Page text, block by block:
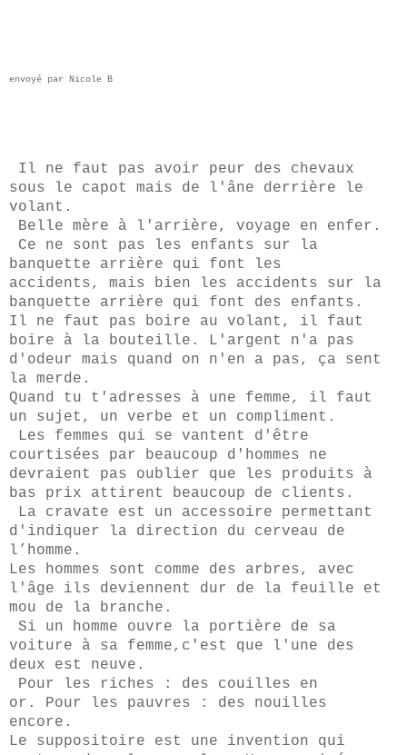
envoyé par Nicole B
Il ne faut pas avoir peur des chevaux
sous le capot mais de l'âne derrière le
volant.
Belle mère à l'arrière, voyage en enfer.
Ce ne sont pas les enfants sur la
banquette arrière qui font les
accidents, mais bien les accidents sur la
banquette arrière qui font des enfants.
Il ne faut pas boire au volant, il faut
boire à la bouteille. L'argent n'a pas
d'odeur mais quand on n'en a pas, ça sent
la merde.
Quand tu t'adresses à une femme, il faut
un sujet, un verbe et un compliment.
Les femmes qui se vantent d'être
courtisées par beaucoup d'hommes ne
devraient pas oublier que les produits à
bas prix attirent beaucoup de clients.
La cravate est un accessoire permettant
d'indiquer la direction du cerveau de
l’homme.
Les hommes sont comme des arbres, avec
l'âge ils deviennent dur de la feuille et
mou de la branche.
Si un homme ouvre la portière de sa
voiture à sa femme,c'est que l'une des
deux est neuve.
Pour les riches : des couilles en
or. Pour les pauvres : des nouilles
encore.
Le suppositoire est une invention qui